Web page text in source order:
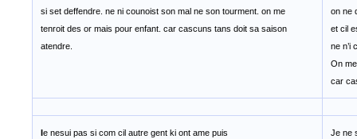
si set deffendre. ne ni counoist son mal ne son tourment. on me
tenroit des or mais pour enfant. car cascuns tans doit sa saison
atendre.
on ne
et cil
ne n’i
On
car
Ie nesui pas si com cil autre gent ki ont ame puis
Je ne